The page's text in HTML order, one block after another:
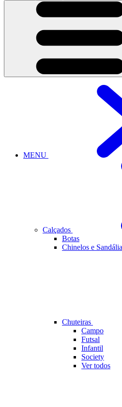
MENU
Calçados
Botas
Chinelos e
Chuteiras
Campo
Futsal
Infantil
Society
Ver todos